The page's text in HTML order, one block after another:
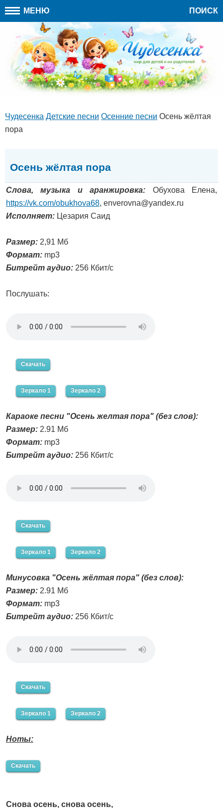
МЕНЮ ПОИСК
Чудесенка Детские песни Осенние песни Осень жёлтая
пора
Осень жёлтая пора
Слова, музыка и аранжировка: Обухова Елена,
https://vk.com/obukhova68, enverovna@yandex.ru
Исполняет: Цезария Саид
Размер: 2,91 Мб
Формат: mp3
Битрейт аудио: 256 Кбит/с
Послушать:
Скачать
Зеркало 1 Зеркало 2
Караоке песни "Осень желтая пора" (без слов):
Размер: 2.91 Мб
Формат: mp3
Битрейт аудио: 256 Кбит/с
Скачать
Зеркало 1 Зеркало 2
Минусовка "Осень жёлтая пора" (без слов):
Размер: 2.91 Мб
Формат: mp3
Битрейт аудио: 256 Кбит/с
Скачать
Зеркало 1 Зеркало 2
Ноты:
Скачать
Снова осень, снова осень,